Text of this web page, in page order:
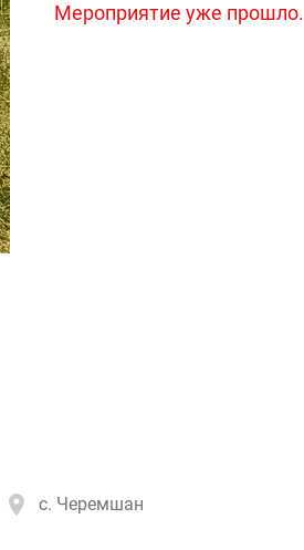
Мероприятие уже прошло.
с. Черемшан